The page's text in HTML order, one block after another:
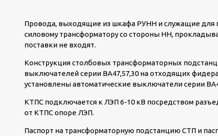
Провода, выходящие из шкафа РУНН и служащие для
силовому трансформатору со стороны НН,
поставки не входят.
Конструкция столбовых трансформаторных
выключателей серии ВА47,57,30 на отходящих
установлены автоматические выключатели серии
КТПС подключается к ЛЭП 6-10 кВ посредством
от КТПС опоре ЛЭП.
Паспорт на трансформаторную подстанцию СТП и